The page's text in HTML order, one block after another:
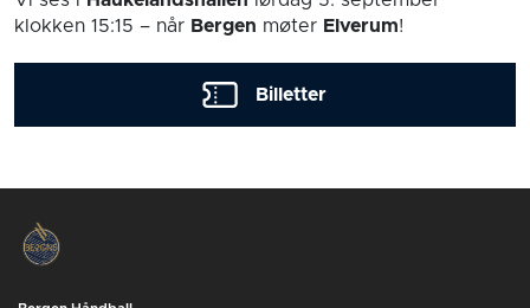
klokken 15:15 – når Bergen møter Elverum!
Billetter